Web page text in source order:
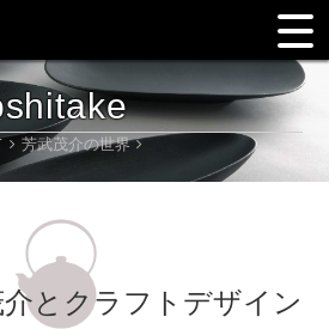
芳武茂介の世界
介とクラフトデザイン